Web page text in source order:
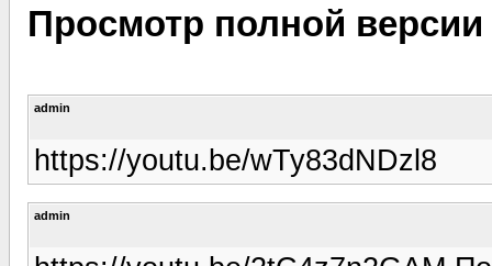
Просмотр полной
admin
https://youtu.be/wTy83dNDzl8
admin